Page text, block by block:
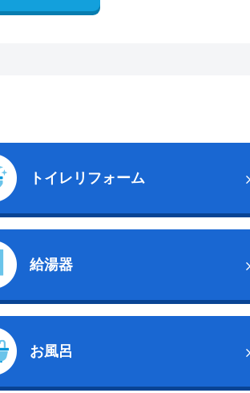
トイレリフォーム
給湯器
お風呂